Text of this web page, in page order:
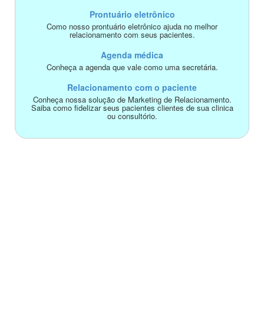
Prontuário eletrônico
Como nosso prontuário eletrônico ajuda no melhor
relacionamento com seus pacientes.
Agenda médica
Conheça a agenda que vale como uma secretária.
Relacionamento com o paciente
Conheça nossa solução de Marketing de Relacionamento.
Saiba como fidelizar seus pacientes clientes de sua clinica
ou consultório.